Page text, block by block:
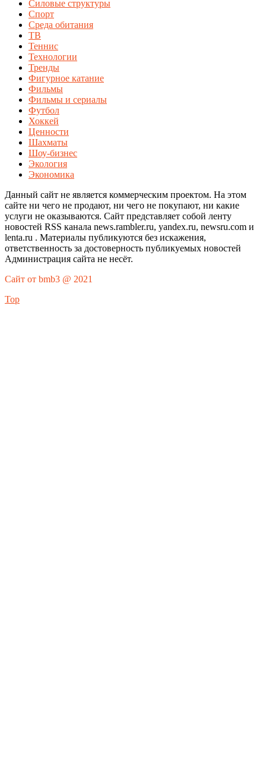
Силовые структуры
Спорт
Среда обитания
ТВ
Теннис
Технологии
Тренды
Фигурное катание
Фильмы
Фильмы и сериалы
Футбол
Хоккей
Ценности
Шахматы
Шоу-бизнес
Экология
Экономика
Данный сайт не является коммерческим проектом. На этом
сайте ни чего не продают, ни чего не покупают, ни какие
услуги не оказываются. Сайт представляет собой ленту
новостей RSS канала news.rambler.ru, yandex.ru, newsru.com и
lenta.ru . Материалы публикуются без искажения,
ответственность за достоверность публикуемых новостей
Администрация сайта не несёт.
Сайт от bmb3 @ 2021
Top